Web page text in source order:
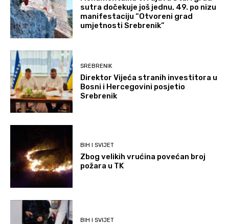
sutra dočekuje još jednu, 49. po nizu
manifestaciju “Otvoreni grad
umjetnosti Srebrenik”
SREBRENIK
Direktor Vijeća stranih investitora u
Bosni i Hercegovini posjetio
Srebrenik
BIH I SVIJET
Zbog velikih vrućina povećan broj
požara u TK
BIH I SVIJET